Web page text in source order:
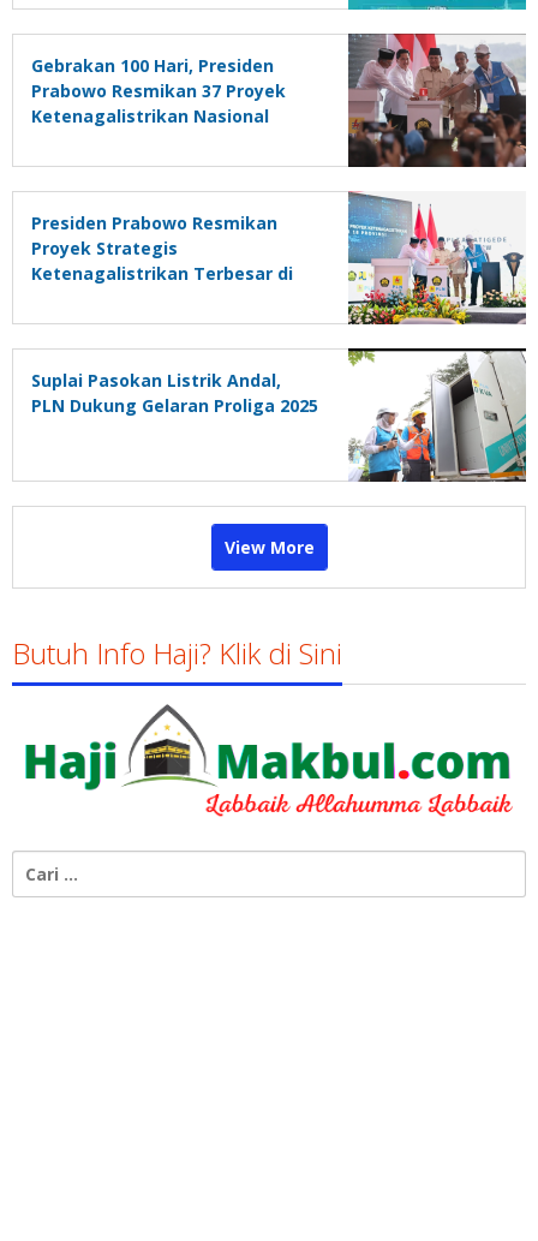
Gebrakan 100 Hari, Presiden
Prabowo Resmikan 37 Proyek
Ketenagalistrikan Nasional
Target Pertumbuhan Ekonomi 8
Persen
Presiden Prabowo Resmikan
Proyek Strategis
Ketenagalistrikan Terbesar di
Suplai Pasokan Listrik Andal,
PLN Dukung Gelaran Proliga 2025
View More
Butuh Info Haji? Klik di Sini
untuk: